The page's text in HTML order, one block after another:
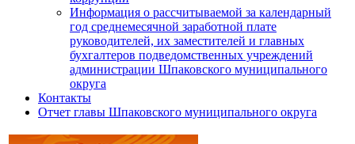
Информация о рассчитываемой за календарный
год среднемесячной заработной плате
руководителей, их заместителей и главных
бухгалтеров подведомственных учреждений
администрации Шпаковского муниципального
округа
Контакты
Отчет главы Шпаковского муниципального округа